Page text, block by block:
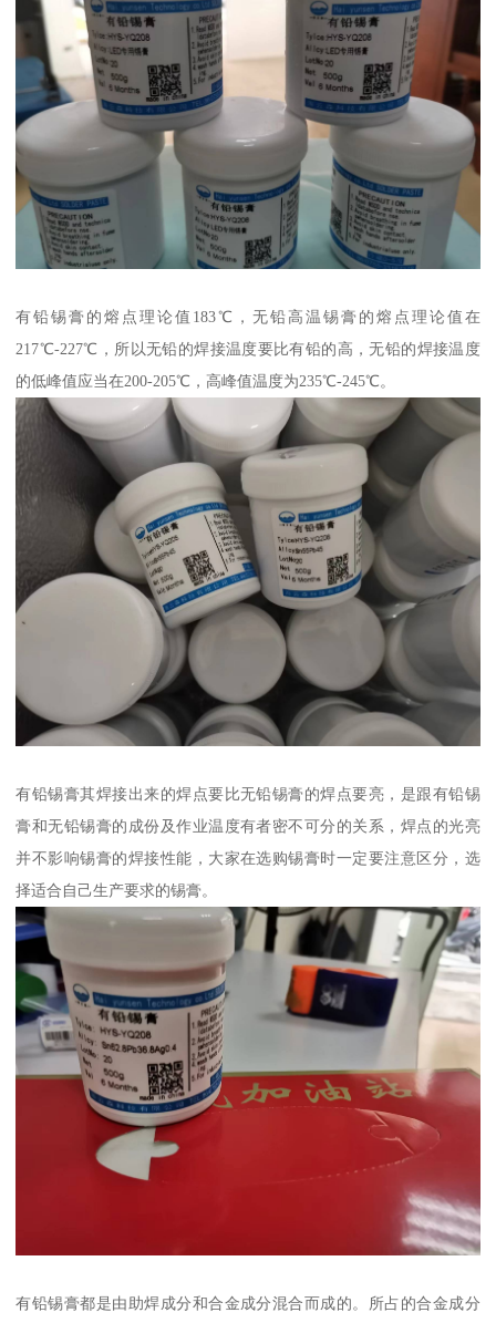
有铅锡膏的熔点理论值183℃，无铅高温锡膏的熔点理论值在
217℃-227℃，所以无铅的焊接温度要比有铅的高，无铅的焊接温度
的低峰值应当在200-205℃，高峰值温度为235℃-245℃。
有铅锡膏其焊接出来的焊点要比无铅锡膏的焊点要亮，是跟有铅锡
膏和无铅锡膏的成份及作业温度有者密不可分的关系，焊点的光亮
并不影响锡膏的焊接性能，大家在选购锡膏时一定要注意区分，选
择适合自己生产要求的锡膏。
有铅锡膏都是由助焊成分和合金成分混合而成的。所占的合金成分